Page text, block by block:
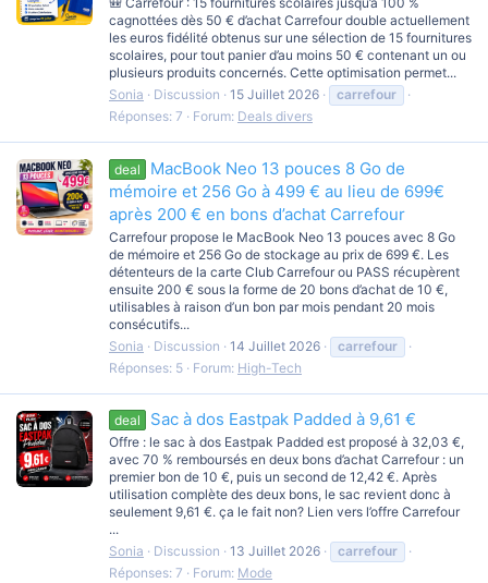
cagnottées dès 50 € d’achat Carrefour double actuellement
les euros fidélité obtenus sur une sélection de 15 fournitures
scolaires, pour tout panier d’au moins 50 € contenant un ou
plusieurs produits concernés. Cette optimisation permet...
Sonia
Discussion 15 Juillet 2026
carrefour
Réponses: 7
Forum: Deals divers
deal
MacBook Neo 13 pouces 8 Go de
mémoire et 256 Go à 499 € au lieu de 699€
après 200 € en bons d’achat Carrefour
Carrefour propose le MacBook Neo 13 pouces avec 8 Go
de mémoire et 256 Go de stockage au prix de 699 €. Les
détenteurs de la carte Club Carrefour ou PASS récupèrent
ensuite 200 € sous la forme de 20 bons d’achat de 10 €,
utilisables à raison d’un bon par mois pendant 20 mois
consécutifs...
Sonia
Discussion 14 Juillet 2026
carrefour
Réponses: 5
Forum: High-Tech
deal Sac à dos Eastpak Padded à 9,61 €
Offre : le sac à dos Eastpak Padded est proposé à 32,03 €,
avec 70 % remboursés en deux bons d’achat Carrefour : un
premier bon de 10 €, puis un second de 12,42 €. Après
utilisation complète des deux bons, le sac revient donc à
seulement 9,61 €. ça le fait non? Lien vers l’offre Carrefour
...
Sonia
Discussion 13 Juillet 2026
carrefour
Réponses: 7
Forum: Mode